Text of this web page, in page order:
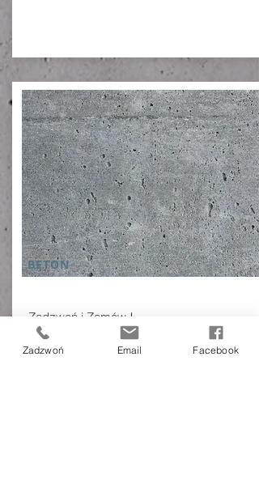
BETON
Zadzwoń i Zamów !
- Podaj lokalizację,ilość,klasę
Zadzwoń Email Facebook